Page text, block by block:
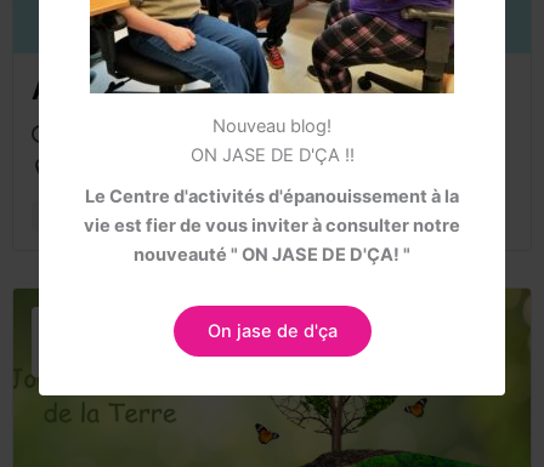
Nouveau blog!
ON JASE DE D'ÇA !!
Le Centre d'activités d'épanouissement à la
vie est fier de vous inviter à consulter notre
nouveauté " ON JASE DE D'ÇA! "
On jase de d'ça
AVRIL, mois de l’autisme
2025-04-01 - 2025-04-30 @ 23:30
sensibilisation